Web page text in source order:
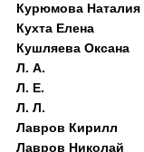
Курюмова Наталия
Кухта Елена
Кушляева Оксана
Л. А.
Л. Е.
Л. Л.
Лавров Кирилл
Лавров Николай